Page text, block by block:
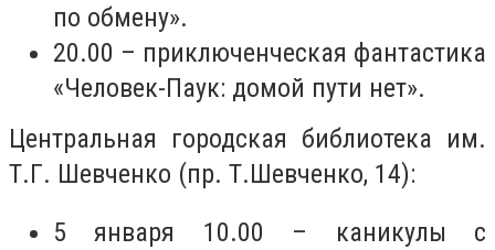
по обмену».
20.00 – приключенческая фантастика
«Человек-Паук: домой пути нет».
Центральная городская библиотека им.
Т.Г. Шевченко (пр. Т.Шевченко, 14):
5 января 10.00 – каникулы с